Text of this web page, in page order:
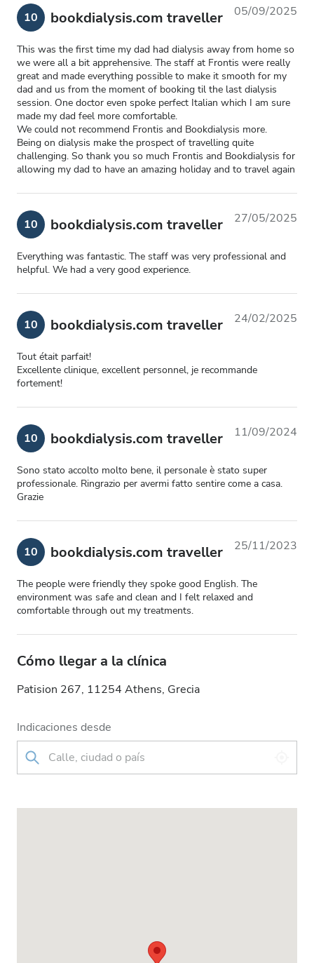
10 bookdialysis.com traveller 05/09/2025
This was the first time my dad had dialysis away from home so
we were all a bit apprehensive. The staff at Frontis were really
great and made everything possible to make it smooth for my
dad and us from the moment of booking til the last dialysis
session. One doctor even spoke perfect Italian which I am sure
made my dad feel more comfortable.
We could not recommend Frontis and Bookdialysis more.
Being on dialysis make the prospect of travelling quite
challenging. So thank you so much Frontis and Bookdialysis for
allowing my dad to have an amazing holiday and to travel again
10 bookdialysis.com traveller 27/05/2025
Everything was fantastic. The staff was very professional and
helpful. We had a very good experience.
10 bookdialysis.com traveller 24/02/2025
Tout était parfait!
Excellente clinique, excellent personnel, je recommande
fortement!
10 bookdialysis.com traveller 11/09/2024
Sono stato accolto molto bene, il personale è stato super
professionale. Ringrazio per avermi fatto sentire come a casa.
Grazie
10 bookdialysis.com traveller 25/11/2023
The people were friendly they spoke good English. The
environment was safe and clean and I felt relaxed and
comfortable through out my treatments.
Cómo llegar a la clínica
Patision 267, 11254 Athens, Grecia
Indicaciones desde